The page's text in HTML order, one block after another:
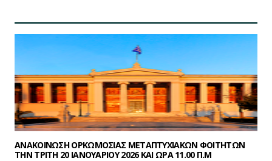
ΑΝΑΚΟΙΝΩΣΗ ΟΡΚΩΜΟΣΙΑΣ ΜΕΤΑΠΤΥΧΙΑΚΩΝ ΦΟΙΤΗΤΩΝ
ΤΗΝ ΤΡΙΤΗ 20 ΙΑΝΟΥΑΡΙΟΥ 2026 ΚΑΙ ΩΡΑ 11.00 Π.Μ